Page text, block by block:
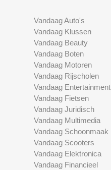
Vandaag Auto's
Vandaag Klussen
Vandaag Beauty
Vandaag Boten
Vandaag Motoren
Vandaag Rijscholen
Vandaag Entertainment
Vandaag Fietsen
Vandaag Juridisch
Vandaag Multimedia
Vandaag Schoonmaak
Vandaag Scooters
Vandaag Elektronica
Vandaag Financieel